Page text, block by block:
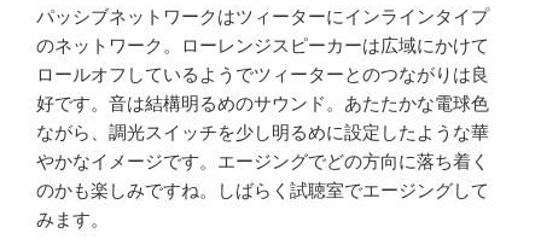
パッシブネットワークはツィーターにインラインタイプ
のネットワーク。ローレンジスピーカーは広域にかけて
ロールオフしているようでツィーターとのつながりは良
好です。音は結構明るめのサウンド。あたたかな電球色
ながら、調光スイッチを少し明るめに設定したような華
やかなイメージです。エージングでどの方向に落ち着く
のかも楽しみですね。しばらく試聴室でエージングして
みます。